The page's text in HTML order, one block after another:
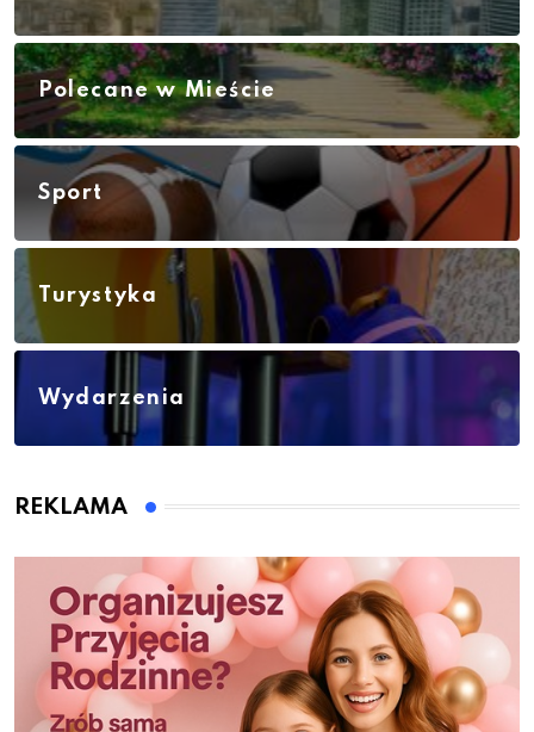
Polecane w Mieście
Sport
Turystyka
Wydarzenia
REKLAMA